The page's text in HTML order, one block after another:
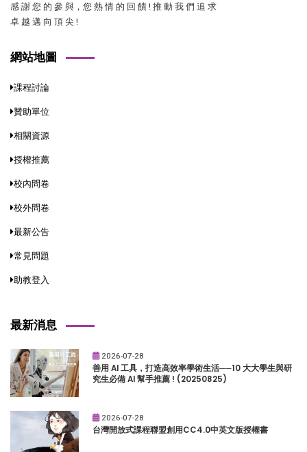
感 謝 您 的 參 與，您 熱 情 的 回 饋 ! 推 動 我 們 追 求
卓 越 邁 向 頂 尖 !
網站地圖
課程討論
贊助單位
相關資源
授權推薦
校內問卷
校外問卷
最新公告
常見問題
助教登入
最新消息
2026-07-28
善用 AI 工具，打造高效率學術生活──10 大大學生與研
究生必備 AI 幫手推薦 ! (20250825)
2026-07-28
台灣開放式課程聯盟創用CC4.0中英文版授權書